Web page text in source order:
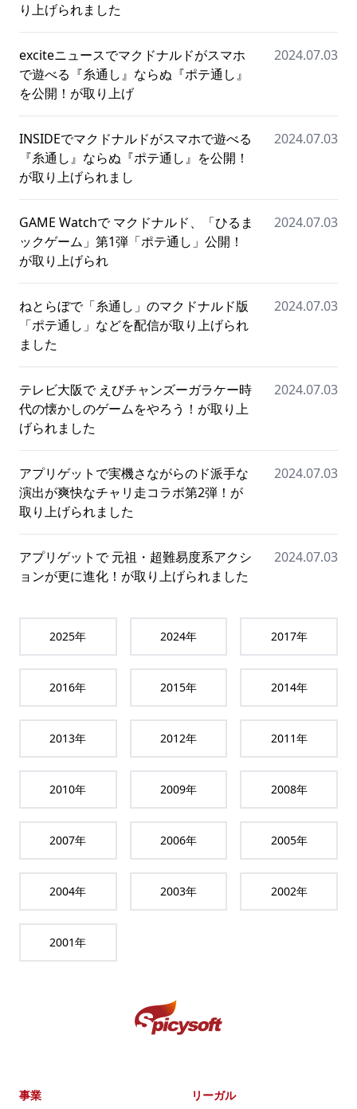
り上げられました
exciteニュースでマクドナルドがスマホ
で遊べる『糸通し』ならぬ『ポテ通し』
を公開！が取り上げ
2024.07.03
INSIDEでマクドナルドがスマホで遊べる
『糸通し』ならぬ『ポテ通し』を公開！
が取り上げられまし
2024.07.03
GAME Watchで マクドナルド、「ひるま
ックゲーム」第1弾「ポテ通し」公開！
が取り上げられ
2024.07.03
ねとらぼで「糸通し」のマクドナルド版
「ポテ通し」などを配信が取り上げられ
ました
2024.07.03
テレビ大阪で えびチャンズーガラケー時
代の懐かしのゲームをやろう！が取り上
げられました
2024.07.03
アプリゲットで実機さながらのド派手な
演出が爽快なチャリ走コラボ第2弾！が
取り上げられました
2024.07.03
アプリゲットで 元祖・超難易度系アクシ
ョンが更に進化！が取り上げられました
2024.07.03
2025年 2024年 2017年
2016年 2015年 2014年
2013年 2012年 2011年
2010年 2009年 2008年
2007年 2006年 2005年
2004年 2003年 2002年
2001年
事業 リーガル